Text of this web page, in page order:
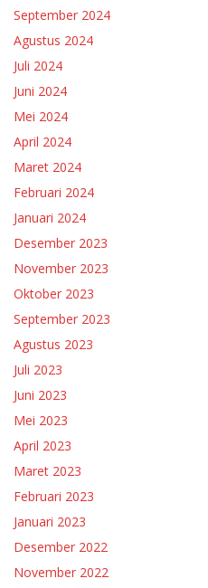
September 2024
Agustus 2024
Juli 2024
Juni 2024
Mei 2024
April 2024
Maret 2024
Februari 2024
Januari 2024
Desember 2023
November 2023
Oktober 2023
September 2023
Agustus 2023
Juli 2023
Juni 2023
Mei 2023
April 2023
Maret 2023
Februari 2023
Januari 2023
Desember 2022
November 2022